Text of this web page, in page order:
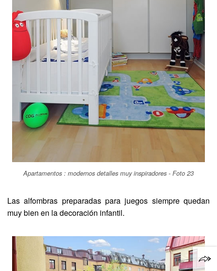
Apartamentos : modernos detalles muy inspiradores - Foto 23
Las alfombras preparadas para juegos siempre quedan
muy bien en la decoración infantil.